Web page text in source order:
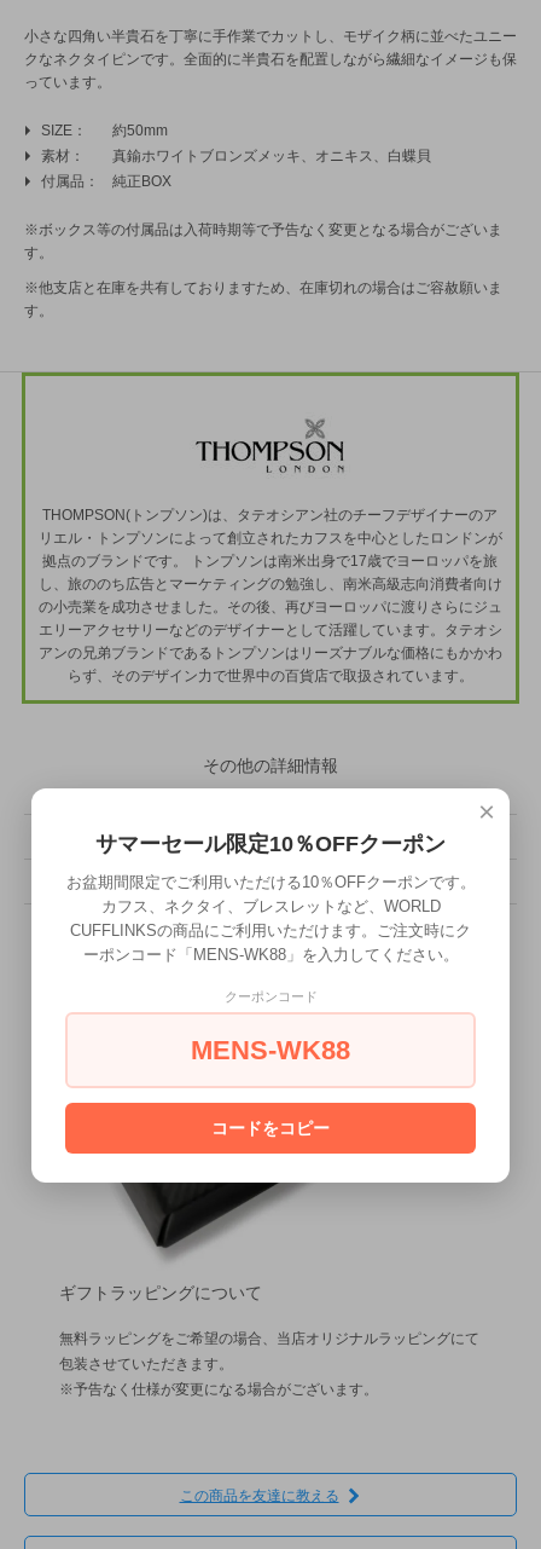
小さな四角い半貴石を丁寧に手作業でカットし、モザイク柄に並べたユニー
クなネクタイピンです。全面的に半貴石を配置しながら繊細なイメージも保
っています。
SIZE
約50mm
素材
真鍮ホワイトブロンズメッキ、オニキス、白蝶貝
付属品
純正BOX
※ボックス等の付属品は入荷時期等で予告なく変更となる場合がございま
す。
※他支店と在庫を共有しておりますため、在庫切れの場合はご容赦願いま
す。
THOMPSON(トンプソン)は、タテオシアン社のチーフデザイナーのア
リエル・トンプソンによって創立されたカフスを中心としたロンドンが
拠点のブランドです。 トンプソンは南米出身で17歳でヨーロッパを旅
し、旅ののち広告とマーケティングの勉強し、南米高級志向消費者向け
の小売業を成功させました。その後、再びヨーロッパに渡りさらにジュ
エリーアクセサリーなどのデザイナーとして活躍しています。タテオシ
アンの兄弟ブランドであるトンプソンはリーズナブルな価格にもかかわ
らず、そのデザイン力で世界中の百貨店で取扱されています。
その他の詳細情報
販売価格 22,000円(税込)
型番 TC1332
ギフトラッピングについて
無料ラッピングをご希望の場合、当店オリジナルラッピングにて
包装させていただきます。
※予告なく仕様が変更になる場合がございます。
この商品を友達に教える
×
サマーセール限定10％OFFクーポン
お盆期間限定でご利用いただける10％OFFクーポンです。
カフス、ネクタイ、ブレスレットなど、WORLD
CUFFLINKSの商品にご利用いただけます。ご注文時にク
ーポンコード「MENS-WK88」を入力してください。
クーポンコード
MENS-WK88
コードをコピー